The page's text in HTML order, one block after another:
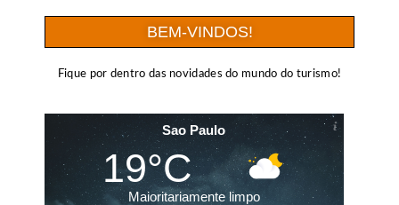
BEM-VINDOS!
Fique por dentro das novidades do mundo do turismo!
Sao Paulo
19°C
Maioritariamente limpo